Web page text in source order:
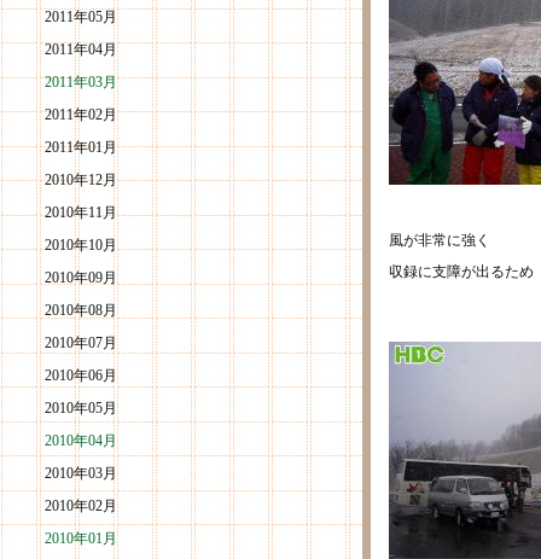
2011年05月
2011年04月
2011年03月
2011年02月
2011年01月
2010年12月
2010年11月
2010年10月
2010年09月
2010年08月
2010年07月
2010年06月
2010年05月
2010年04月
2010年03月
2010年02月
2010年01月
風が非常に強く
収録に支障が出るため